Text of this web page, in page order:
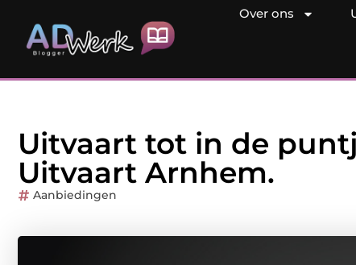
Over ons
Uitvaart tot in de
Uitvaart Arnhem.
Aanbiedingen